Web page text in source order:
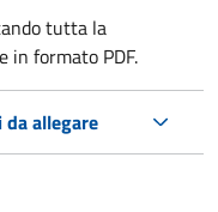
tutta la
in formato PDF.
allegare